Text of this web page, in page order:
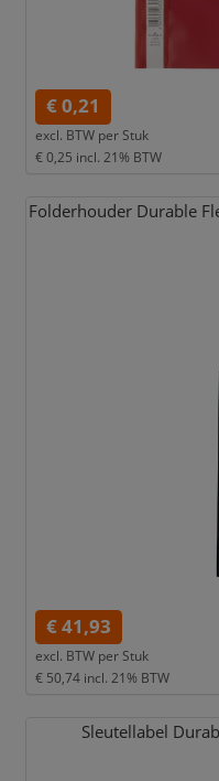
€ 0,21
excl. BTW per Stuk
€ 0,25 incl. 21% BTW
Folderhouder Durable
€ 41,93
excl. BTW per Stuk
€ 50,74 incl. 21% BTW
Sleutellabel